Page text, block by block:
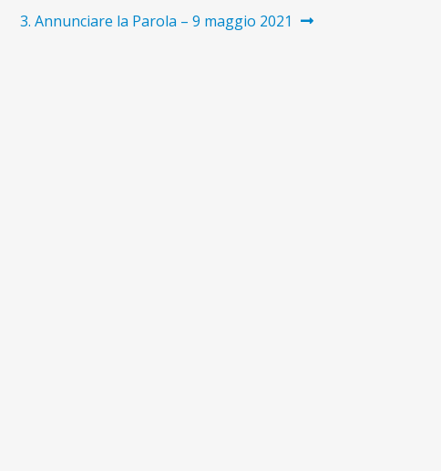
Articolo
3. Annunciare la Parola – 9 maggio 2021